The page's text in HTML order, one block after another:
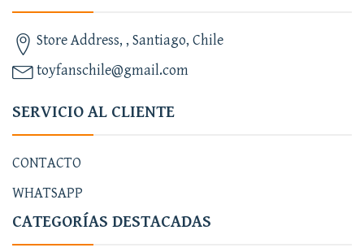
Store Address, , Santiago, Chile
toyfanschile@gmail.com
SERVICIO AL CLIENTE
CONTACTO
WHATSAPP
CATEGORÍAS DESTACADAS